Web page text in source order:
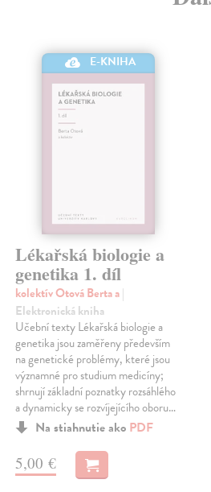
E-KNIHA
Lékařská biologie a
genetika 1. díl
kolektív Otová Berta a|
Elektronická kniha
Učební texty Lékařská biologie a
genetika jsou zaměřeny především
na genetické problémy, které jsou
významné pro studium medicíny;
shrnují základní poznatky rozsáhlého
a dynamicky se rozvíjejícího oboru…
Na stiahnutie ako PDF
5,00 €